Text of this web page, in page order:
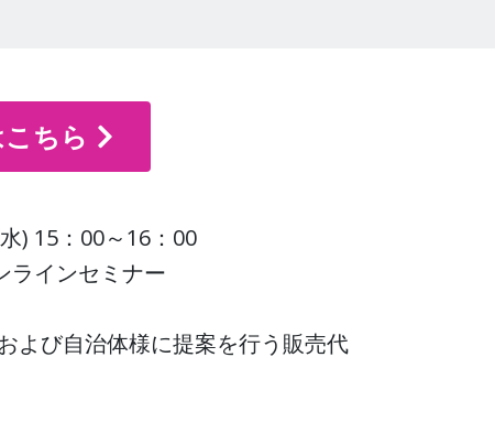
ちら
) 15：00～16：00
インセミナー
よび自治体様に提案を行う販売代